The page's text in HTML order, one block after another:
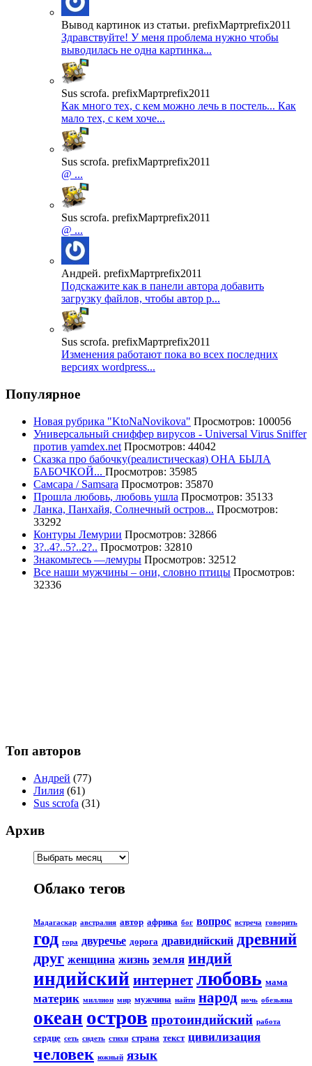
Вывод картинок из статьи. prefixМартprefix2011
Здравствуйте! У меня проблема нужно чтобы
выводилась не одна картинка...
Sus scrofa. prefixМартprefix2011
Как много тех, с кем можно лечь в постель... Как
мало тех, с кем хоче...
Sus scrofa. prefixМартprefix2011
@ ...
Sus scrofa. prefixМартprefix2011
@ ...
Андрей. prefixМартprefix2011
Подскажите как в панели автора добавить
загрузку файлов, чтобы автор р...
Sus scrofa. prefixМартprefix2011
Изменения работают пока во всех последних
версиях wordpress...
Популярное
Новая рубрика "KtoNaNovikova" Просмотров: 100056
Универсальный сниффер вирусов - Universal Virus Sniffer
против yamdex.net Просмотров: 44042
Сказка про бабочку(реалистическая) ОНА БЫЛА
БАБОЧКОЙ... Просмотров: 35985
Самсара / Samsara Просмотров: 35870
Прошла любовь, любовь ушла Просмотров: 35133
Ланка, Панхайя, Солнечный остров... Просмотров:
33292
Контуры Лемурии Просмотров: 32866
3?..4?..5?..2?.. Просмотров: 32810
Знакомьтесь —лемуры Просмотров: 32512
Все наши мужчины – они, словно птицы Просмотров:
32336
Топ авторов
Андрей (77)
Лилия (61)
Sus scrofa (31)
Архив
Облако тегов
Мадагаскар австралия автор африка бог вопрос встреча говорить
год гора двуречье дорога дравидийский древний
друг женщина жизнь земля индий
индийский интернет любовь мама
материк миллион мир мужчина найти народ ночь обезьяна
океан остров протоиндийский работа
сердце сеть сидеть стихи страна текст цивилизация
человек южный язык